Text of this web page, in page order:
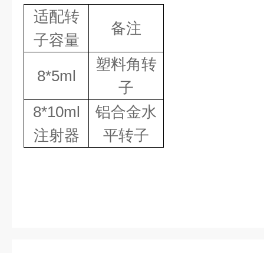
适配转
子容量
备注
8*5ml
塑料角转
子
8*10ml
注射器
铝合金水
平转子